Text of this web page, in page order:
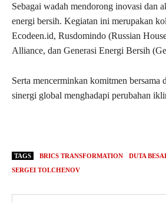
Sebagai wadah mendorong inovasi dan
energi bersih. Kegiatan ini merupakan
Ecodeen.id, Rusdomindo (Russian
Alliance, dan Generasi Energi Bersih
Serta mencerminkan komitmen bersama
sinergi global menghadapi perubahan
TAGS BRICS TRANSFORMATION DUTA
SERGEI TOLCHENOV